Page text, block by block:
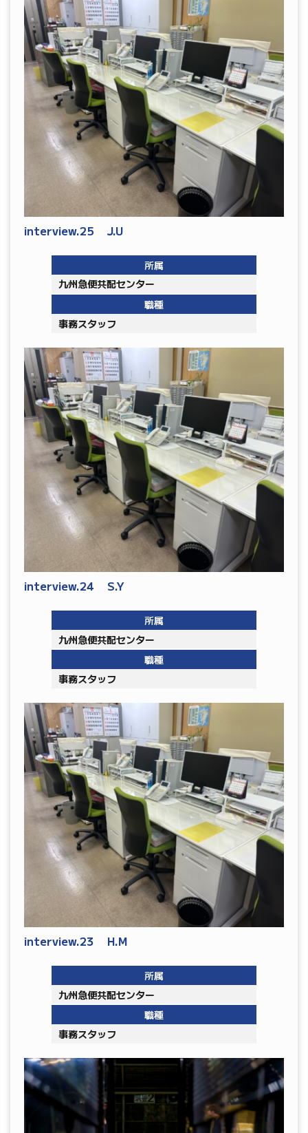
interview.25 J.U
所属
九州急便共配センター
職種
事務スタッフ
interview.24 S.Y
所属
九州急便共配センター
職種
事務スタッフ
interview.23 H.M
所属
九州急便共配センター
職種
事務スタッフ